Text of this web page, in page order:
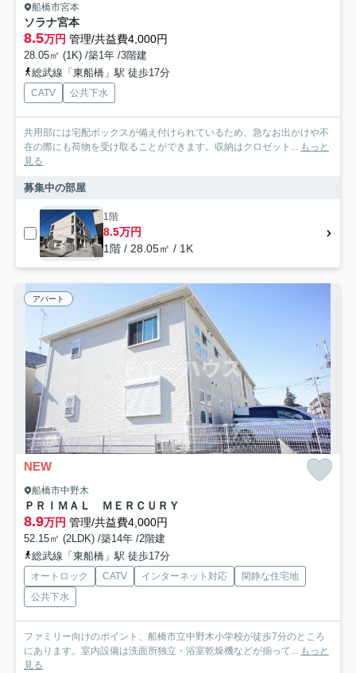
船橋市宮本
ソラナ宮本
8.5万円 管理/共益費4,000円
28.05㎡ (1K) /築1年 /3階建
総武線「東船橋」駅 徒歩17分
CATV 公共下水
共用部には宅配ボックスが備え付けられているため、急なお出かけや不
在の際にも荷物を受け取ることができます。収納はクロゼット... もっと
見る
募集中の部屋
1階
8.5万円
1階 / 28.05㎡ / 1K
アパート
NEW
船橋市中野木
ＰＲＩＭＡＬ ＭＥＲＣＵＲＹ
8.9万円 管理/共益費4,000円
52.15㎡ (2LDK) /築14年 /2階建
総武線「東船橋」駅 徒歩17分
オートロック CATV インターネット対応
閑静な住宅地
公共下水
ファミリー向けのポイント、船橋市立中野木小学校が徒歩7分のところ
にあります。室内設備は洗面所独立・浴室乾燥機などが揃って... もっと
見る